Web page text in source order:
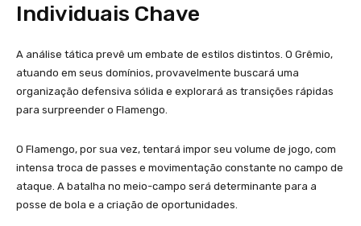
Individuais Chave
A análise tática prevê um embate de estilos distintos. O Grêmio,
atuando em seus domínios, provavelmente buscará uma
organização defensiva sólida e explorará as transições rápidas
para surpreender o Flamengo.
O Flamengo, por sua vez, tentará impor seu volume de jogo, com
intensa troca de passes e movimentação constante no campo de
ataque. A batalha no meio-campo será determinante para a
posse de bola e a criação de oportunidades.